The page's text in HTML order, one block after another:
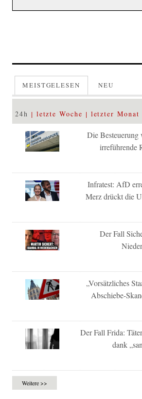
MEISTGELESEN NEU
24h letzte Woche letzter Monat
Die Besteuerung
irreführende
Infratest: AfD
Merz drückt die
Der Fall
„Vorsätzliches
Abschiebe-
Der Fall Frida:
dank
Weitere >>